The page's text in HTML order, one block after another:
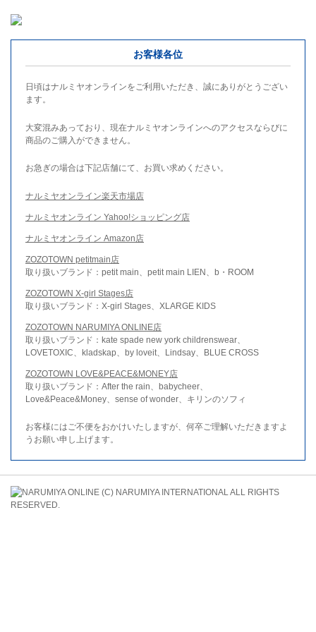
お客様各位
日頃はナルミヤオンラインをご利用いただき、誠にありがとうござい
ます。
大変混みあっており、現在ナルミヤオンラインへのアクセスならびに
商品のご購入ができません。
お急ぎの場合は下記店舗にて、お買い求めください。
ナルミヤオンライン楽天市場店
ナルミヤオンライン Yahoo!ショッピング店
ナルミヤオンライン Amazon店
ZOZOTOWN petitmain店
取り扱いブランド：petit main、petit main LIEN、b・ROOM
ZOZOTOWN X-girl Stages店
取り扱いブランド：X-girl Stages、XLARGE KIDS
ZOZOTOWN NARUMIYA ONLINE店
取り扱いブランド：kate spade new york childrenswear、
LOVETOXIC、kladskap、by loveit、Lindsay、BLUE CROSS
ZOZOTOWN LOVE&PEACE&MONEY店
取り扱いブランド：After the rain、babycheer、
Love&Peace&Money、sense of wonder、キリンのソフィ
お客様にはご不便をおかけいたしますが、何卒ご理解いただきますよ
うお願い申し上げます。